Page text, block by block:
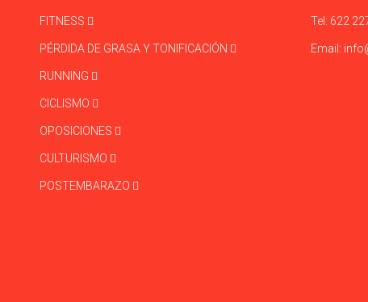
FITNESS
PÉRDIDA DE GRASA Y TONIFICACIÓN
RUNNING
CICLISMO
OPOSICIONES
CULTURISMO
POSTEMBARAZO
Tel: 622
Email: